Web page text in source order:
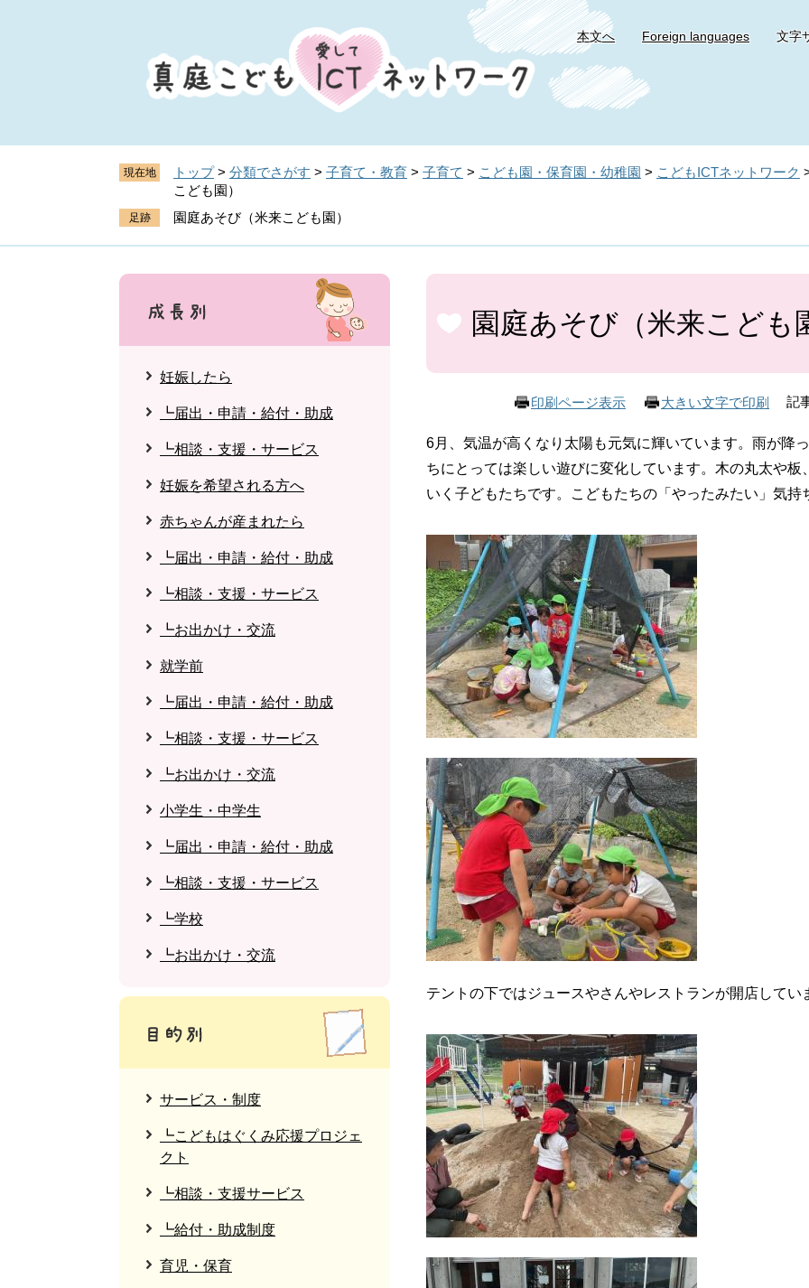
へ
本文へ Foreign languages 文字
現在地 トップ > 分類でさがす > 子育て・教育 > 子育て > こども園・保育園・幼稚園 > こどもICTネットワーク
こども園）
園庭あそび（米来こども園）
本
園庭あそび（米来こども
印刷ページ表示 大きい文字で印刷 記
6月、気温が高くなり太陽も元気に輝いています。雨が降
ちにとっては楽しい遊びに変化しています。木の丸太や
いく子どもたちです。こどもたちの「やったみたい」気持
テントの下ではジュースやさんやレストランが開店してい
妊娠したら
┗届出・申請・給付・助成
┗相談・支援・サービス
妊娠を希望される方へ
赤ちゃんが産まれたら
┗届出・申請・給付・助成
┗相談・支援・サービス
┗お出かけ・交流
就学前
┗届出・申請・給付・助成
┗相談・支援・サービス
┗お出かけ・交流
小学生・中学生
┗届出・申請・給付・助成
┗相談・支援・サービス
┗学校
┗お出かけ・交流
サービス・制度
┗こどもはぐくみ応援プロジェ
クト
┗相談・支援サービス
┗給付・助成制度
育児・保育